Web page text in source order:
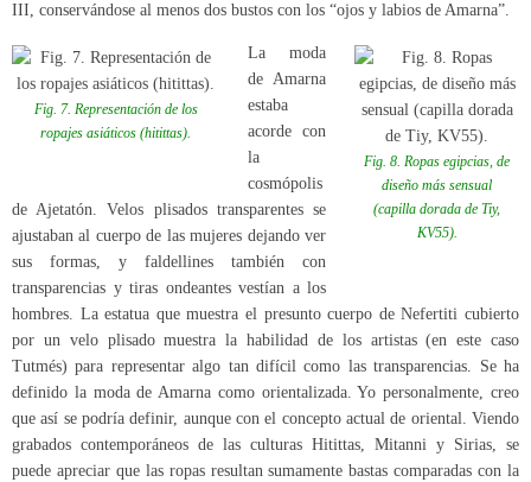
III, conservándose al menos dos bustos con los “ojos y labios de Amarna”.
Fig. 7. Representación de los
ropajes asiáticos (hitittas).
Fig. 8. Ropas egipcias, de
diseño más sensual
(capilla dorada de Tiy,
KV55).
La moda
de Amarna
estaba
acorde con
la
cosmópolis
de Ajetatón. Velos plisados transparentes se
ajustaban al cuerpo de las mujeres dejando ver
sus formas, y faldellines también con
transparencias y tiras ondeantes vestían a los
hombres. La estatua que muestra el presunto cuerpo de Nefertiti cubierto
por un velo plisado muestra la habilidad de los artistas (en este caso
Tutmés) para representar algo tan difícil como las transparencias. Se ha
definido la moda de Amarna como orientalizada. Yo personalmente, creo
que así se podría definir, aunque con el concepto actual de oriental. Viendo
grabados contemporáneos de las culturas Hitittas, Mitanni y Sirias, se
puede apreciar que las ropas resultan sumamente bastas comparadas con la